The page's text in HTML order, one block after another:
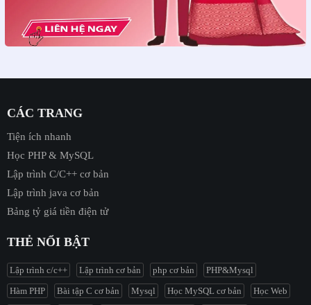
CÁC TRANG
Tiện ích nhanh
Học PHP & MySQL
Lập trình C/C++ cơ bản
Lập trình java cơ bản
Bảng tỷ giá tiền điện tử
THẺ NỔI BẬT
Lập trình c/c++ Lập trình cơ bản php cơ bản
PHP&Mysql
Hàm PHP
Bài tập C cơ bản Mysql Học MySQL cơ bản
Học Web